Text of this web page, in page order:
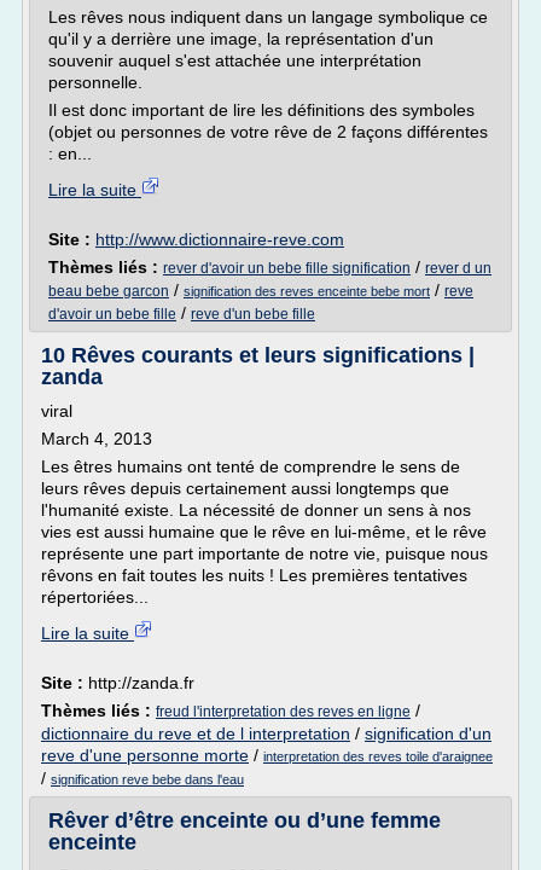
Les rêves nous indiquent dans un langage symbolique ce
qu'il y a derrière une image, la représentation d'un
souvenir auquel s'est attachée une interprétation
personnelle.
Il est donc important de lire les définitions des symboles
(objet ou personnes de votre rêve de 2 façons différentes
: en...
Lire la suite
Site : http://www.dictionnaire-reve.com
Thèmes liés : rever d'avoir un bebe fille signification / rever d un
beau bebe garcon / signification des reves enceinte bebe mort / reve
d'avoir un bebe fille / reve d'un bebe fille
10 Rêves courants et leurs significations |
zanda
viral
March 4, 2013
Les êtres humains ont tenté de comprendre le sens de
leurs rêves depuis certainement aussi longtemps que
l'humanité existe. La nécessité de donner un sens à nos
vies est aussi humaine que le rêve en lui-même, et le rêve
représente une part importante de notre vie, puisque nous
rêvons en fait toutes les nuits ! Les premières tentatives
répertoriées...
Lire la suite
Site : http://zanda.fr
Thèmes liés : freud l'interpretation des reves en ligne /
dictionnaire du reve et de l interpretation / signification d'un
reve d'une personne morte / interpretation des reves toile d'araignee
/ signification reve bebe dans l'eau
Rêver d’être enceinte ou d’une femme
enceinte